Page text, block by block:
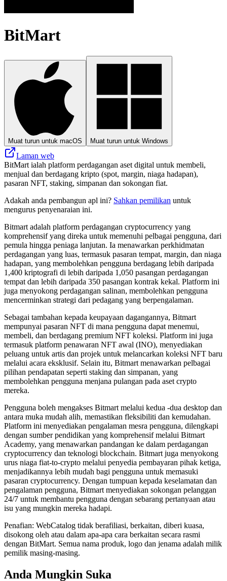
BitMart
Muat turun untuk macOS Muat turun untuk Windows
Laman web
BitMart ialah platform perdagangan aset digital untuk membeli,
menjual dan berdagang kripto (spot, margin, niaga hadapan),
pasaran NFT, staking, simpanan dan sokongan fiat.
Adakah anda pembangun apl ini? Sahkan pemilikan untuk
mengurus penyenaraian ini.
Bitmart adalah platform perdagangan cryptocurrency yang
komprehensif yang direka untuk memenuhi pelbagai pengguna, dari
pemula hingga peniaga lanjutan. Ia menawarkan perkhidmatan
perdagangan yang luas, termasuk pasaran tempat, margin, dan niaga
hadapan, yang membolehkan pengguna berdagang lebih daripada
1,400 kriptografi di lebih daripada 1,050 pasangan perdagangan
tempat dan lebih daripada 350 pasangan kontrak kekal. Platform ini
juga menyokong perdagangan salinan, membolehkan pengguna
mencerminkan strategi dari pedagang yang berpengalaman.
Sebagai tambahan kepada keupayaan dagangannya, Bitmart
mempunyai pasaran NFT di mana pengguna dapat menemui,
membeli, dan berdagang premium NFT koleksi. Platform ini juga
termasuk platform penawaran NFT awal (INO), menyediakan
peluang untuk artis dan projek untuk melancarkan koleksi NFT baru
melalui acara eksklusif. Selain itu, Bitmart menawarkan pelbagai
pilihan pendapatan seperti staking dan simpanan, yang
membolehkan pengguna menjana pulangan pada aset crypto
mereka.
Pengguna boleh mengakses Bitmart melalui kedua -dua desktop dan
antara muka mudah alih, memastikan fleksibiliti dan kemudahan.
Platform ini menyediakan pengalaman mesra pengguna, dilengkapi
dengan sumber pendidikan yang komprehensif melalui Bitmart
Academy, yang menawarkan pandangan ke dalam perdagangan
cryptocurrency dan teknologi blockchain. Bitmart juga menyokong
urus niaga fiat-to-crypto melalui penyedia pembayaran pihak ketiga,
menjadikannya lebih mudah bagi pengguna untuk memasuki
pasaran cryptocurrency. Dengan tumpuan kepada keselamatan dan
pengalaman pengguna, Bitmart menyediakan sokongan pelanggan
24/7 untuk membantu pengguna dengan sebarang pertanyaan atau
isu yang mungkin mereka hadapi.
Penafian: WebCatalog tidak berafiliasi, berkaitan, diberi kuasa,
disokong oleh atau dalam apa-apa cara berkaitan secara rasmi
dengan BitMart. Semua nama produk, logo dan jenama adalah milik
pemilik masing-masing.
Anda Mungkin Suka